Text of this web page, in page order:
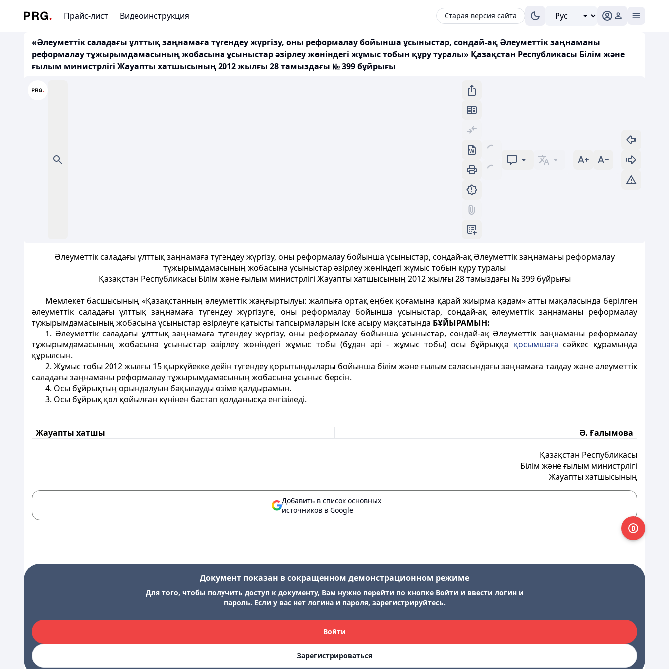
Прайс-лист Видеоинструкция Старая версия сайта
«Әлеуметтік саладағы ұлттық заңнамаға түгендеу жүргізу, оны реформалау бойынша ұсыныстар, сондай-ақ Әлеуметтік заңнаманы
реформалау тұжырымдамасының жобасына ұсыныстар әзірлеу жөніндегі жұмыс тобын құру туралы» Қазақстан Республикасы Білім және
ғылым министрлігі Жауапты хатшысының 2012 жылғы 28 тамыздағы № 399 бұйрығы
Әлеуметтік саладағы ұлттық заңнамаға түгендеу жүргізу, оны реформалау бойынша ұсыныстар, сондай-ақ Әлеуметтік заңнаманы реформалау
тұжырымдамасының жобасына ұсыныстар әзірлеу жөніндегі жұмыс тобын құру туралы
Қазақстан Республикасы Білім және ғылым министрлігі Жауапты хатшысының 2012 жылғы 28 тамыздағы № 399 бұйрығы
Мемлекет басшысының «Қазақстанның әлеуметтік жаңғыртылуы: жалпыға ортақ еңбек қоғамына қарай жиырма қадам» атты мақаласында берілген
әлеуметтік саладағы ұлттық заңнамаға түгендеу жүргізуге, оны реформалау бойынша ұсыныстар, сондай-ақ әлеуметтік заңнаманы реформалау
тұжырымдамасының жобасына ұсыныстар әзірлеуге қатысты тапсырмаларын іске асыру мақсатында БҰЙЫРАМЫН:
1. Әлеуметтік саладағы ұлттық заңнамаға түгендеу жүргізу, оны реформалау бойынша ұсыныстар, сондай-ақ Әлеуметтік заңнаманы реформалау
тұжырымдамасының жобасына ұсыныстар әзірлеу жөніндегі жұмыс тобы (бұдан әрі - жұмыс тобы) осы бұйрыққа қосымшаға сәйкес құрамында
құрылсын.
2. Жұмыс тобы 2012 жылғы 15 қыркүйекке дейін түгендеу қорытындылары бойынша білім және ғылым саласындағы заңнамаға талдау және әлеуметтік
саладағы заңнаманы реформалау тұжырымдамасының жобасына ұсыныс берсін.
4. Осы бұйрықтың орындалуын бақылауды өзіме қалдырамын.
3. Осы бұйрық қол қойылған күнінен бастап қолданысқа енгізіледі.
Жауапты хатшы Ә. Ғалымова
Қазақстан Республикасы
Білім және ғылым министрлігі
Жауапты хатшысының
Добавить в список основных
источников в Google
Документ показан в сокращенном демонстрационном режиме
Для того, чтобы получить доступ к документу, Вам нужно перейти по кнопке Войти и ввести логин и
пароль. Если у вас нет логина и пароля, зарегистрируйтесь.
Войти
Зарегистрироваться